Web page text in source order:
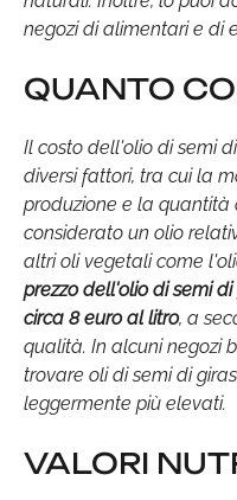
negozi di alimentari e di
QUANTO
Il costo dell'olio di semi
diversi fattori, tra cui la
produzione e la quantità
considerato un olio
altri oli vegetali come
prezzo dell'olio di semi
circa 8 euro al litro, a
qualità. In alcuni negozi
trovare oli di semi di
leggermente più elevati.
VALORI